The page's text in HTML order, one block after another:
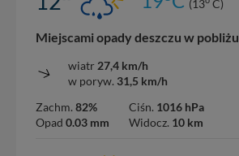
(13 C)
Miejscami opady deszczu w pobliżu
wiatr 27,4 km/h
w poryw. 31,5 km/h
Zachm. 82%
Opad 0.03 mm
Ciśn. 1016 hPa
Widocz. 10 km